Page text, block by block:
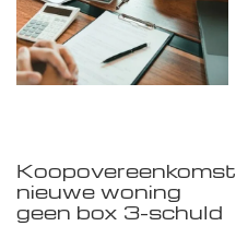
Koopovereenkomst
nieuwe woning
geen box 3-schuld